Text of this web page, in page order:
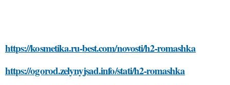
https://kosmetika.ru-best.com/novosti/h2-romashka
https://ogorod.zelynyjsad.info/stati/h2-romashka